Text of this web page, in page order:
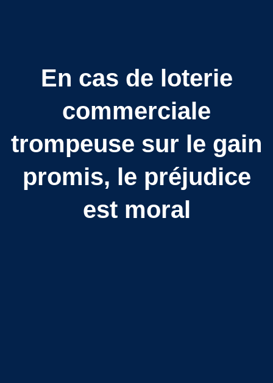
En cas de loterie
commerciale
trompeuse sur le gain
promis, le préjudice
est moral